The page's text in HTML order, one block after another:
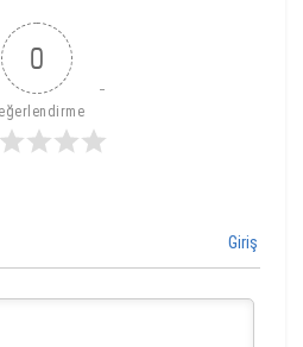
0
Giriş